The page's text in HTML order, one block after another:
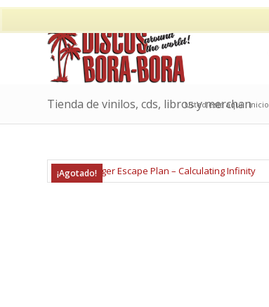
Tienda de vinilos, cds, libros y merchan
Usted está aquí: Inicio
¡Agotado!